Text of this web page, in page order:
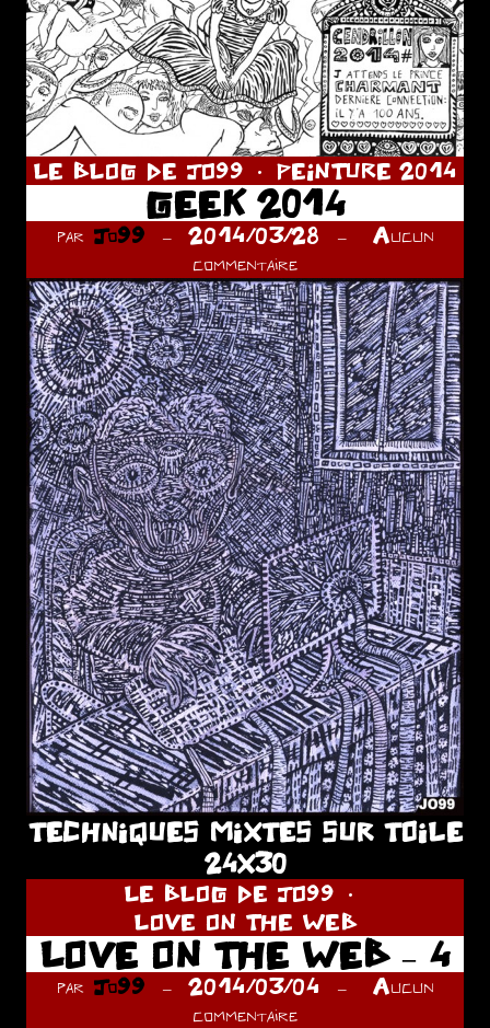
LE BLOG DE JO99 PEINTURE 2014
GEEK 2014
par Jo99 2014/03/28
Aucun
commentaire
TECHNIQUES MIXTES SUR TOILE
24X30
LE BLOG DE JO99
LOVE ON THE WEB
LOVE ON THE WEB – 4
par Jo99 2014/03/04
Aucun
commentaire